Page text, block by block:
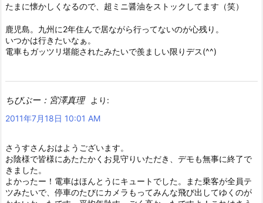
たまに懐かしくなるので、超ミニ醤油をストックしてます（笑）
鹿児島。九州に2年住んで居ながら行ってないのが心残り。
いつかは行きたいなぁ。
電車もガッツリ堪能されたみたいで羨ましい限りデス(^^)
ちびぶー：宮澤真理
より:
2011年7月18日 10:01 AM
さうすさんおはようございます。
お陰様で皆様にあたたかくお見守りいただき、デモも無事に終了で
きました。
よかったー！電車はほんとうにキュートでした。また乗客が全員テ
ツみたいで、停車のたびにカメラもってみんな飛び出してゆくのが